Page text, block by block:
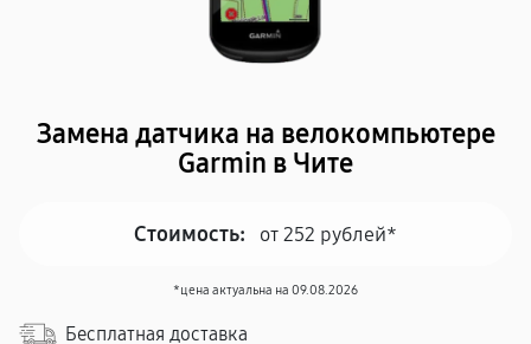
Замена датчика на велокомпьютере
Garmin в Чите
Стоимость: от 252 рублей*
*цена актуальна на 09.08.2026
Бесплатная доставка